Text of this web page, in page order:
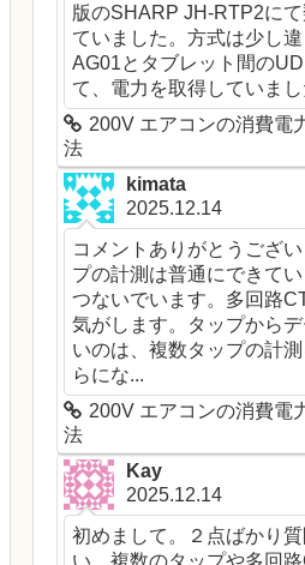
版のSHARP JH-RTP2に
ていました。方式は少し
AG01とタブレット間の
て、電力を取得していまし
200V エアコンの消費電
法
kimata
2025.12.14
コメントありがとうござ
プの計測は普通にできて
つないでいます。多回路
気がします。タップから
いのは、複数タップの計
らにな...
200V エアコンの消費電
法
Kay
2025.12.14
初めまして。２点ばかり
い。複数のタップや多回